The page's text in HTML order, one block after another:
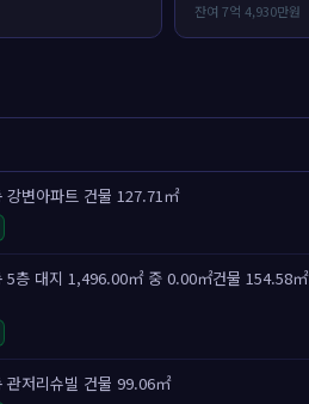
잔여 7억 4,930만원
강변아파트 건물 127.71㎡
5층 대지 1,496.00㎡ 중 0.00㎡건물 154.58
관저리슈빌 건물 99.06㎡